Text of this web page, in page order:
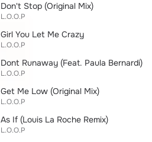
Don't Stop (Original Mix)
L.O.O.P
Girl You Let Me Crazy
L.O.O.P
Dont Runaway (Feat. Paula Bernardi)
L.O.O.P
Get Me Low (Original Mix)
L.O.O.P
As If (Louis La Roche Remix)
L.O.O.P